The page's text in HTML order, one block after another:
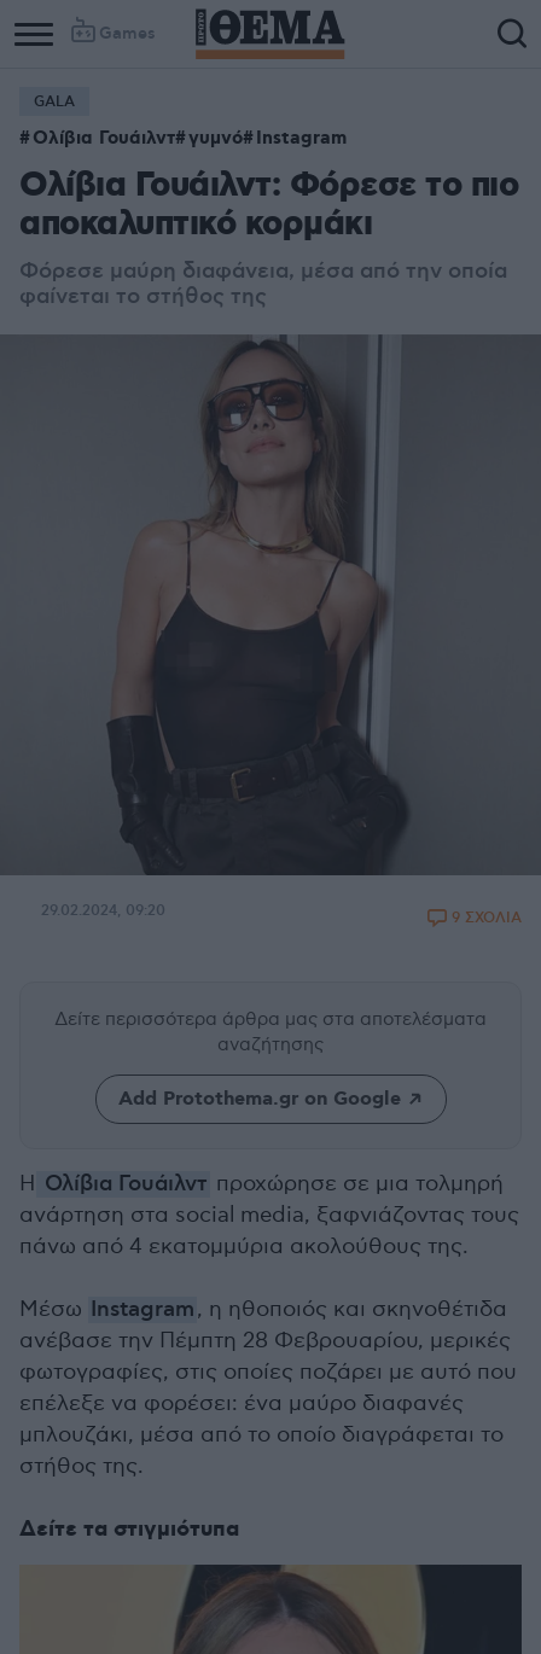
Games
GALA
Ολίβια Γουάιλντ γυμνό Instagram
Ολίβια Γουάιλντ: Φόρεσε το πιο
αποκαλυπτικό κορμάκι
Φόρεσε μαύρη διαφάνεια, μέσα από την οποία
φαίνεται το στήθος της
29.02.2024, 09:20 9 ΣΧΟΛΙΑ
Δείτε περισσότερα άρθρα μας στα αποτελέσματα
αναζήτησης
Add Protothema.gr on Google
Η Ολίβια Γουάιλντ προχώρησε σε μια τολμηρή
ανάρτηση στα social media, ξαφνιάζοντας τους
πάνω από 4 εκατομμύρια ακολούθους της.
Μέσω Instagram, η ηθοποιός και σκηνοθέτιδα
ανέβασε την Πέμπτη 28 Φεβρουαρίου, μερικές
φωτογραφίες, στις οποίες ποζάρει με αυτό που
επέλεξε να φορέσει: ένα μαύρο διαφανές
μπλουζάκι, μέσα από το οποίο διαγράφεται το
στήθος της.
Δείτε τα στιγμιότυπα